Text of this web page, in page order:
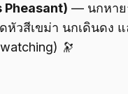
Pheasant) — นกหาย
วสีเขม่า นกเดินดง
🔭